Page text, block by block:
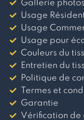
Gallerie photos
Usage
Usage
Usage pour
Couleurs du
Entretien du
Politique de
Termes et
Garantie
Vérification de